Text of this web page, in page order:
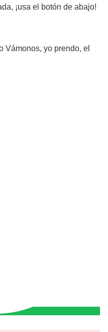
¡usa el botón de abajo!
Vámonos, yo prendo, el